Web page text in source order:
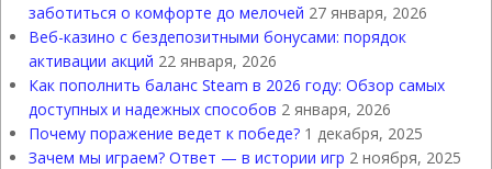
заботиться о комфорте до мелочей 27 января, 2026
Веб-казино с бездепозитными бонусами: порядок
активации акций 22 января, 2026
Как пополнить баланс Steam в 2026 году: Обзор самых
доступных и надежных способов 2 января, 2026
Почему поражение ведет к победе? 1 декабря, 2025
Зачем мы играем? Ответ — в истории игр 2 ноября, 2025